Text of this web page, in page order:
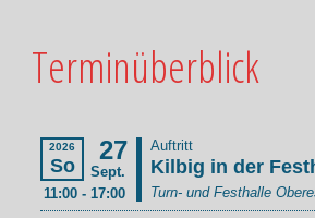
Terminüberblick